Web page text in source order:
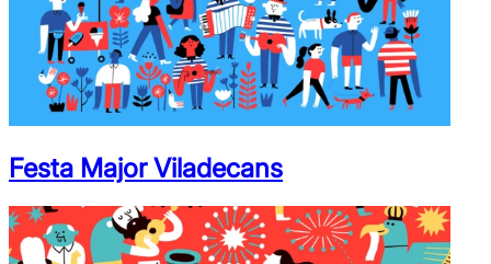
Festa Major Viladecans